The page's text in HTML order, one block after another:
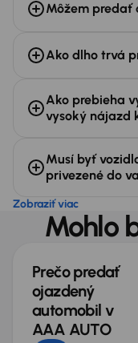
Ako dlho trvá
Musí byť
privezené do
Môžem predať
Ako prebieha
vysoký nájazd
Zobraziť viac
Mohlo
Prečo predať
ojazdený
automobil v
AAA AUTO